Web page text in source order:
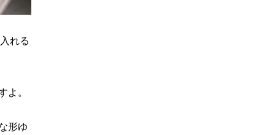
れる
。
形ゆ